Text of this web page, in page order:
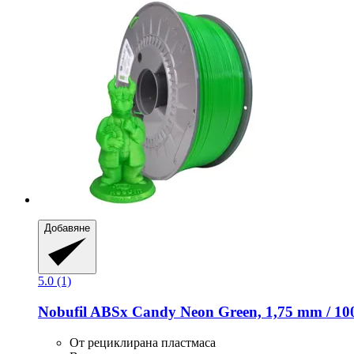
Добавяне
5.0 (1)
Nobufil ABSx Candy Neon Green, 1,75 mm /
От рециклирана пластмаса